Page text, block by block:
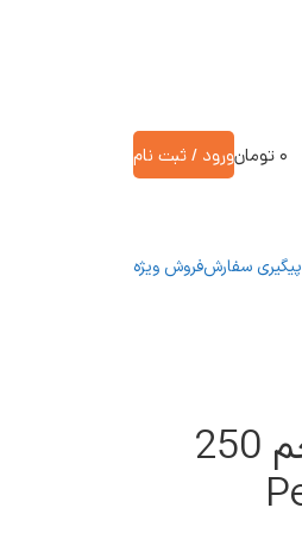
۰تومانورود / ثبت نام
پیگیری سفارشفروش ویژه
شامپو پروتئینه سگ و گربه پرسا حجم 250